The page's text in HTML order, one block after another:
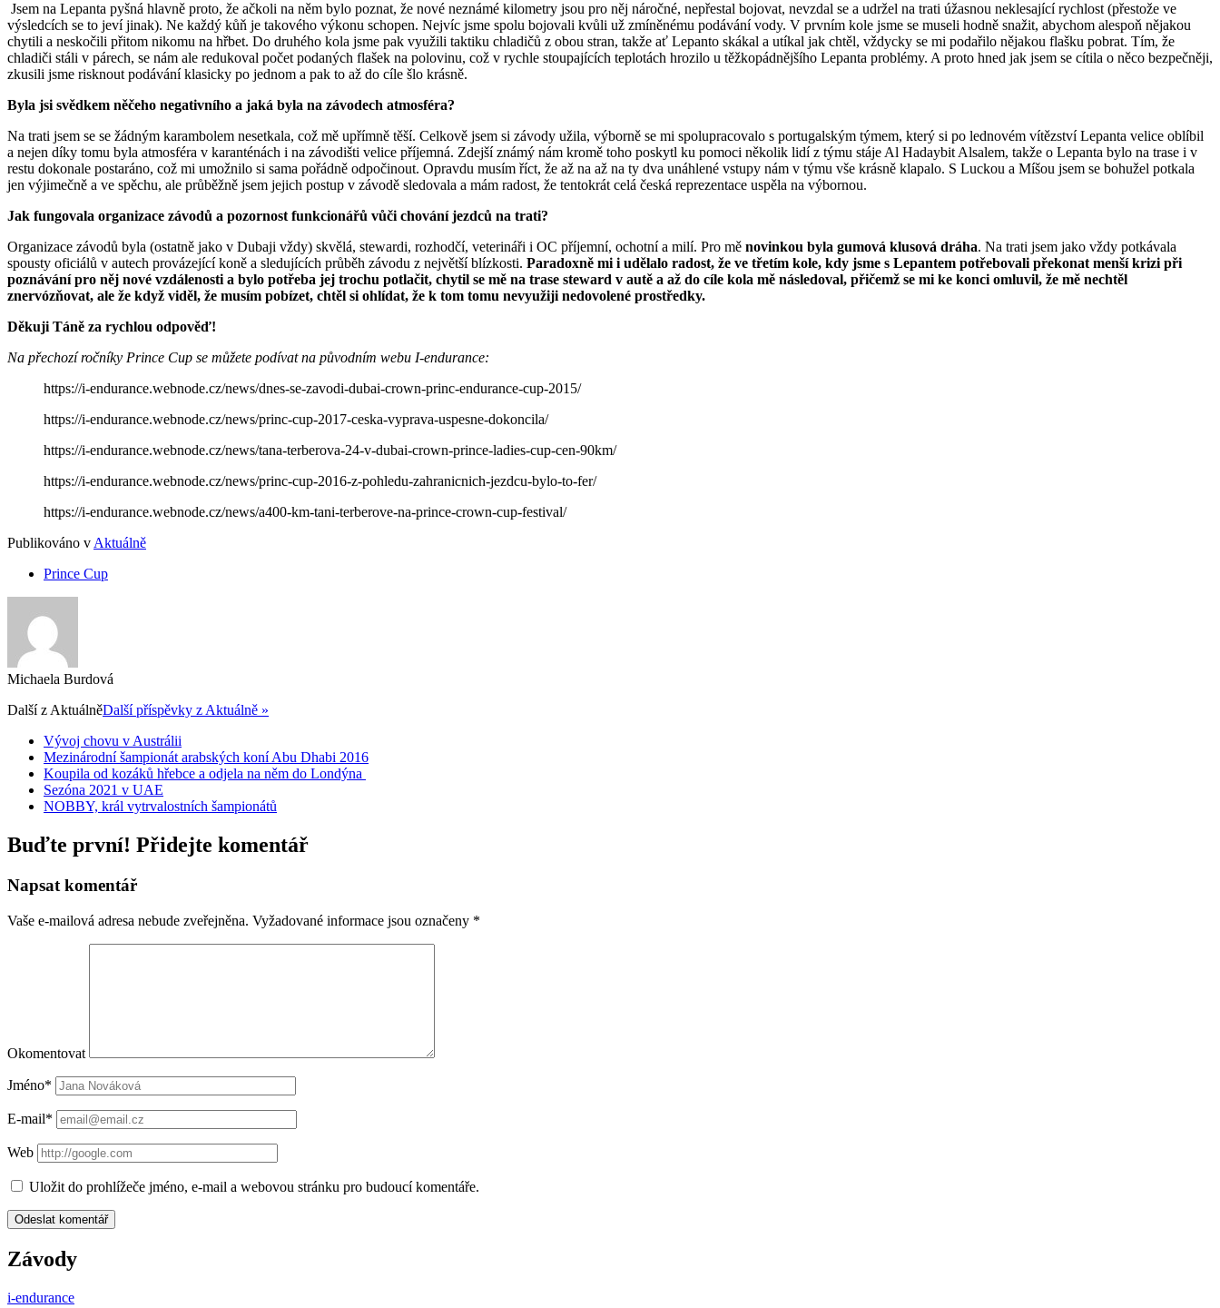
Jsem na Lepanta pyšná hlavně proto, že ačkoli na něm bylo poznat, že nové neznámé kilometry jsou pro něj náročné, nepřestal bojovat, nevzdal se a udržel na trati úžasnou neklesající rychlost (přestože ve
výsledcích se to jeví jinak). Ne každý kůň je takového výkonu schopen. Nejvíc jsme spolu bojovali kvůli už zmíněnému podávání vody. V prvním kole jsme se museli hodně snažit, abychom alespoň nějakou
chytili a neskočili přitom nikomu na hřbet. Do druhého kola jsme pak využili taktiku chladičů z obou stran, takže ať Lepanto skákal a utíkal jak chtěl, vždycky se mi podařilo nějakou flašku pobrat. Tím, že
chladiči stáli v párech, se nám ale redukoval počet podaných flašek na polovinu, což v rychle stoupajících teplotách hrozilo u těžkopádnějšího Lepanta problémy. A proto hned jak jsem se cítila o něco bezpečněji,
zkusili jsme risknout podávání klasicky po jednom a pak to až do cíle šlo krásně.
Byla jsi svědkem něčeho negativního a jaká byla na závodech atmosféra?
Na trati jsem se se žádným karambolem nesetkala, což mě upřímně těší. Celkově jsem si závody užila, výborně se mi spolupracovalo s portugalským týmem, který si po lednovém vítězství Lepanta velice oblíbil
a nejen díky tomu byla atmosféra v karanténách i na závodišti velice příjemná. Zdejší známý nám kromě toho poskytl ku pomoci několik lidí z týmu stáje Al Hadaybit Alsalem, takže o Lepanta bylo na trase i v
restu dokonale postaráno, což mi umožnilo si sama pořádně odpočinout. Opravdu musím říct, že až na až na ty dva unáhlené vstupy nám v týmu vše krásně klapalo. S Luckou a Míšou jsem se bohužel potkala
jen výjimečně a ve spěchu, ale průběžně jsem jejich postup v závodě sledovala a mám radost, že tentokrát celá česká reprezentace uspěla na výbornou.
Jak fungovala organizace závodů a pozornost funkcionářů vůči chování jezdců na trati?
Organizace závodů byla (ostatně jako v Dubaji vždy) skvělá, stewardi, rozhodčí, veterináři i OC příjemní, ochotní a milí. Pro mě novinkou byla gumová klusová dráha. Na trati jsem jako vždy potkávala
spousty oficiálů v autech provázející koně a sledujících průběh závodu z největší blízkosti. Paradoxně mi i udělalo radost, že ve třetím kole, kdy jsme s Lepantem potřebovali překonat menší krizi při
poznávání pro něj nové vzdálenosti a bylo potřeba jej trochu potlačit, chytil se mě na trase steward v autě a až do cíle kola mě následoval, přičemž se mi ke konci omluvil, že mě nechtěl
znervózňovat, ale že když viděl, že musím pobízet, chtěl si ohlídat, že k tom tomu nevyužiji nedovolené prostředky.
Děkuji Táně za rychlou odpověď!
Na přechozí ročníky Prince Cup se můžete podívat na původním webu I-endurance:
https://i-endurance.webnode.cz/news/dnes-se-zavodi-dubai-crown-princ-endurance-cup-2015/
https://i-endurance.webnode.cz/news/princ-cup-2017-ceska-vyprava-uspesne-dokoncila/
https://i-endurance.webnode.cz/news/tana-terberova-24-v-dubai-crown-prince-ladies-cup-cen-90km/
https://i-endurance.webnode.cz/news/princ-cup-2016-z-pohledu-zahranicnich-jezdcu-bylo-to-fer/
https://i-endurance.webnode.cz/news/a400-km-tani-terberove-na-prince-crown-cup-festival/
Publikováno v Aktuálně
Prince Cup
Michaela Burdová
Další z AktuálněDalší příspěvky z Aktuálně »
Vývoj chovu v Austrálii
Mezinárodní šampionát arabských koní Abu Dhabi 2016
Koupila od kozáků hřebce a odjela na něm do Londýna
Sezóna 2021 v UAE
NOBBY, král vytrvalostních šampionátů
Buďte první! Přidejte komentář
Napsat komentář
Vaše e-mailová adresa nebude zveřejněna. Vyžadované informace jsou označeny *
Okomentovat
Jméno*
E-mail*
Web
Uložit do prohlížeče jméno, e-mail a webovou stránku pro budoucí komentáře.
Závody
i-endurance